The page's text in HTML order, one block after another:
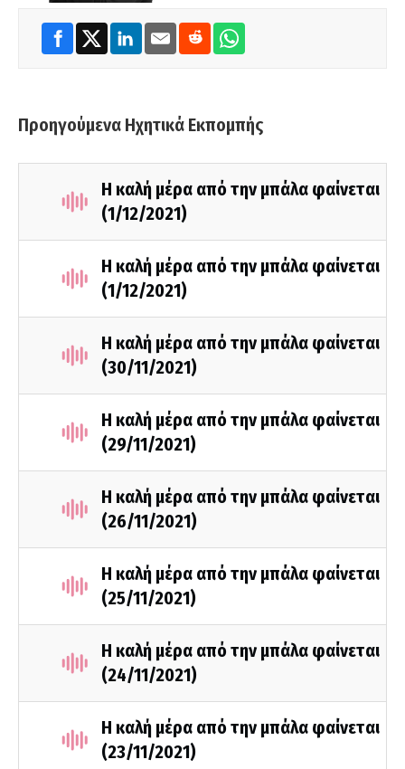
Προηγούμενα Ηχητικά Εκπομπής
Η καλή μέρα από την μπάλα φαίνεται
(1/12/2021)
Η καλή μέρα από την μπάλα φαίνεται
(1/12/2021)
Η καλή μέρα από την μπάλα φαίνεται
(30/11/2021)
Η καλή μέρα από την μπάλα φαίνεται
(29/11/2021)
Η καλή μέρα από την μπάλα φαίνεται
(26/11/2021)
Η καλή μέρα από την μπάλα φαίνεται
(25/11/2021)
Η καλή μέρα από την μπάλα φαίνεται
(24/11/2021)
Η καλή μέρα από την μπάλα φαίνεται
(23/11/2021)